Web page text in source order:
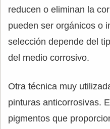
reducen o eliminan la
pueden ser orgánicos o
selección depende del
del medio corrosivo.
Otra técnica muy
pinturas anticorrosivas.
pigmentos que